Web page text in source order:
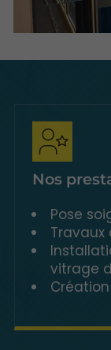
Nos
Pose
Travaux
vitrage